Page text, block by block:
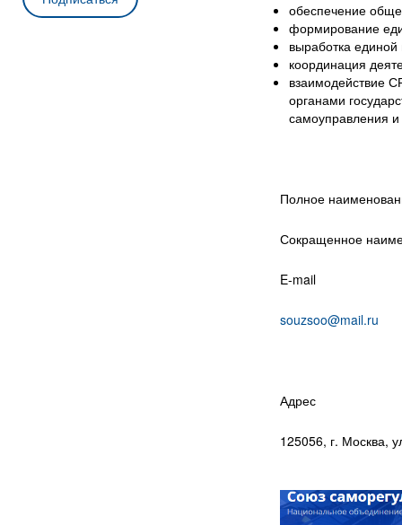
обеспечение
формирование
выработка
координация
взаимодействие
органами
самоуправления и
Полное
Сокращенное
E-mail
souzsoo@mail.ru
Адрес
125056, г. Москва,